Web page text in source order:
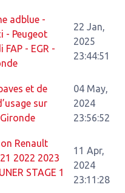
adblue -
- Peugeot
- EGR -
22 Jan,
2025
23:44:51
et de
sur
04 May,
2024
23:56:52
Renault
2022 2023
STAGE 1
11 Apr,
2024
23:11:28